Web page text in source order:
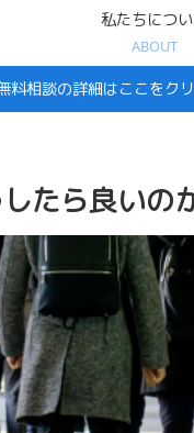
私たちにつ
ABOUT
料相談の詳細はここをク
たら良いの